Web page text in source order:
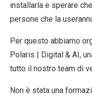
installarla e sperare
persone che la
Per questo abbiamo
Polaris | Digital & AI,
tutto il nostro team di
Non è stata una